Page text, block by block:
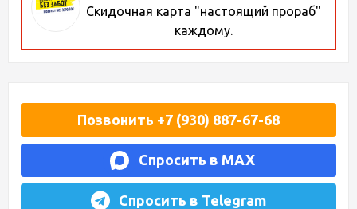
Скидочная карта "настоящий прораб"
каждому.
Позвонить +7 (930) 887-67-68
Спросить в MAX
Спросить в Telegram